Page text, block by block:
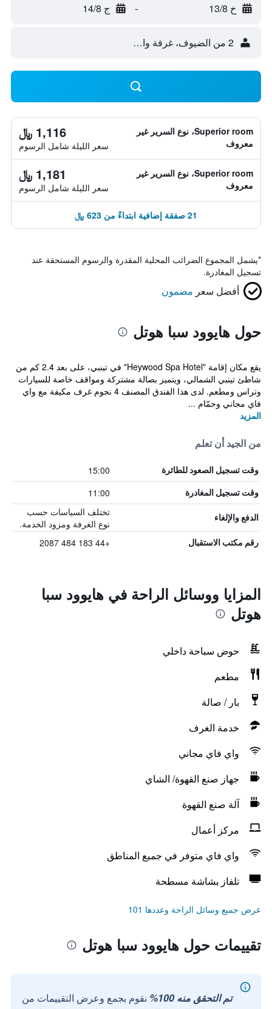
خ 13/8 - ج 14/8
2 من الضيوف، غرفة واحدة
Superior room، نوع السرير غير
معروف
1,116 ﷼
سعر الليلة شامل الرسوم
Superior room، نوع السرير غير
معروف
1,181 ﷼
سعر الليلة شامل الرسوم
21 صفقة إضافية ابتداءً من 623 ﷼
*يشمل المجموع الضرائب المحلية المقدرة والرسوم المستحقة عند
تسجيل المغادرة.
أفضل سعر مضمون
حول هايوود سبا هوتل
يقع مكان إقامة "Heywood Spa Hotel" في تينبي، على بعد 2.4 كم من
شاطئ تينبي الشمالي، ويتميز بصالة مشتركة ومواقف خاصة للسيارات
وتراس ومطعم. لدى هذا الفندق المصنف 4 نجوم غرف مكيفة مع واي
فاي مجاني وحمّام ...
المزيد
من الجيد أن تعلم
وقت تسجيل الصعود للطائرة 15:00
وقت تسجيل المغادرة 11:00
الدفع والإلغاء
تختلف السياسات حسب
نوع الغرفة ومزود الخدمة.
رقم مكتب الاستقبال +44 183 484 2087
المزايا ووسائل الراحة في هايوود سبا
هوتل
حوض سباحة داخلي
مطعم
بار / صالة
خدمة الغرف
واي فاي مجاني
جهاز صنع القهوة/ الشاي
آلة صنع القهوة
مركز أعمال
واي فاي متوفر في جميع المناطق
تلفاز بشاشة مسطحة
عرض جميع وسائل الراحة وعددها 101
تقييمات حول هايوود سبا هوتل
تم التحقق منه 100%
نقوم بجمع وعرض التقييمات من